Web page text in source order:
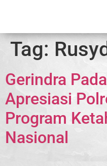
Tag:
Gerindra
Apresiasi
Program
Nasional